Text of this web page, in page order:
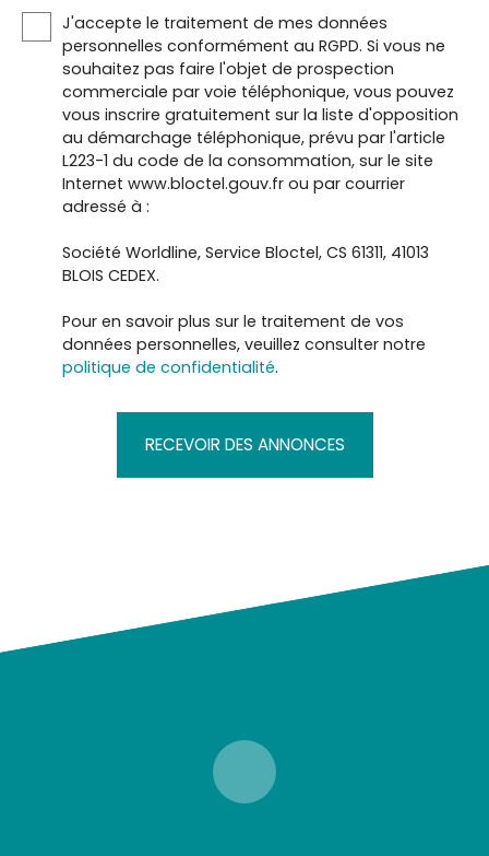
J'accepte le traitement de mes données
personnelles conformément au RGPD. Si vous ne
souhaitez pas faire l'objet de prospection
commerciale par voie téléphonique, vous pouvez
vous inscrire gratuitement sur la liste d'opposition
au démarchage téléphonique, prévu par l'article
L223-1 du code de la consommation, sur le site
Internet www.bloctel.gouv.fr ou par courrier
adressé à :
Société Worldline, Service Bloctel, CS 61311, 41013
BLOIS CEDEX.
Pour en savoir plus sur le traitement de vos
données personnelles, veuillez consulter notre
politique de confidentialité.
RECEVOIR DES ANNONCES